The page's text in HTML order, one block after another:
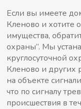
Если вы имеете
Кленово и хотите
имущества,
охраны”. Мы
круглосуточной
Кленово и других
на объекте
что по сигналу
происшествия в